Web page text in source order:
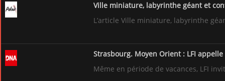
Ville miniature, labyrinthe géant et
L’article Ville miniature, labyrinthe
Strasbourg. Moyen Orient : LFI
Même en période de vacances, LFI